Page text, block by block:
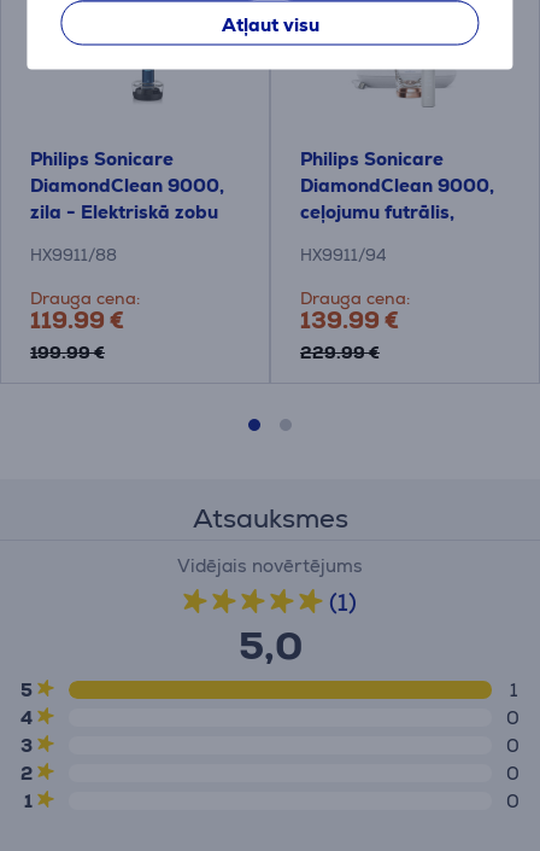
Atļaut visu
Philips Sonicare
DiamondClean 9000,
zila - Elektriskā zobu
HX9911/88
Drauga cena:
119.99 €
199.99 €
Philips Sonicare
DiamondClean 9000,
ceļojumu futrālis,
zobu birste
HX9911/94
Drauga cena:
139.99 €
229.99 €
Atsauksmes
Vidējais novērtējums
(1)
5,0
5
1
4
0
3
0
2
0
1
0